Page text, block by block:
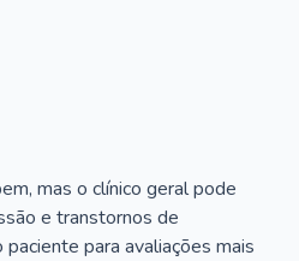
mas o clínico geral pode
e transtornos de
para avaliações mais